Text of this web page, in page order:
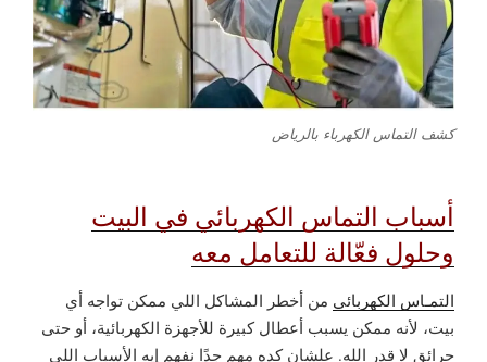
كشف التماس الكهرباء بالرياض
أسباب التماس الكهربائي في البيت
وحلول فعّالة للتعامل معه
التمـاس الكهربائي من أخطر المشاكل اللي ممكن تواجه أي
بيت، لأنه ممكن يسبب أعطال كبيرة للأجهزة الكهربائية، أو حتى
حرائق لا قدر الله. علشان كده مهم جدًا نفهم إيه الأسباب اللي